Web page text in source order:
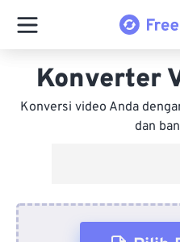
Konverter
Konversi video Anda
dan